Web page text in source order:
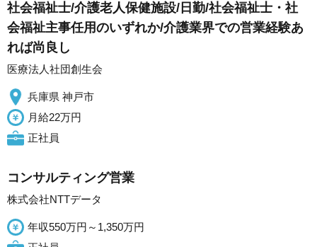
社会福祉士/介護老人保健施設/日勤/社会福祉士・社
会福祉主事任用のいずれか/介護業界での営業経験あ
れば尚良し
医療法人社団創生会
兵庫県 神戸市
月給22万円
正社員
コンサルティング営業
株式会社NTTデータ
年収550万円～1,350万円